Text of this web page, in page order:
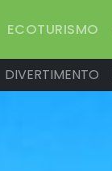
ECOTURISMO
DIVERTIMENTO